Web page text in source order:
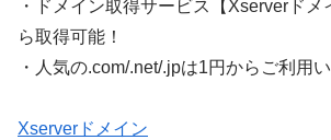
・ドメイン取得サービス【Xserverド
ら取得可能！
・人気の.com/.net/.jpは1円からご利用
Xserverドメイン